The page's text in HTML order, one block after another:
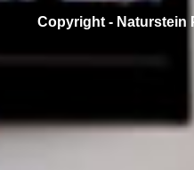
Copyright - Naturstein